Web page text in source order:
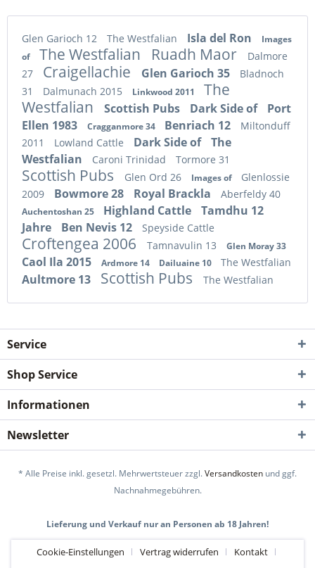
Glen Garioch 12 The Westfalian Isla del Ron
Images
of
The Westfalian Ruadh Maor
Dalmore
27
Craigellachie Glen Garioch 35
Bladnoch
31
Dalmunach 2015 Linkwood 2011
The
Westfalian
Scottish Pubs Dark Side of
Port
Ellen 1983
Cragganmore 34 Benriach 12
Miltonduff
2011
Lowland Cattle Dark Side of The
Westfalian
Caroni Trinidad Tormore 31
Scottish Pubs Glen Ord 26 Images of
Glenlossie
2009
Bowmore 28 Royal Brackla Aberfeldy 40
Auchentoshan 25 Highland Cattle
Tamdhu 12
Jahre
Ben Nevis 12 Speyside Cattle
Croftengea 2006 Tamnavulin 13 Glen Moray 33
Caol Ila 2015 Ardmore 14 Dailuaine 10 The Westfalian
Aultmore 13 Scottish Pubs The Westfalian
Service
Shop Service
Informationen
Newsletter
* Alle Preise inkl. gesetzl. Mehrwertsteuer zzgl.Versandkosten und ggf.
Nachnahmegebühren.
Lieferung und Verkauf nur an Personen ab 18 Jahren!
Cookie-Einstellungen Vertrag widerrufen Kontakt